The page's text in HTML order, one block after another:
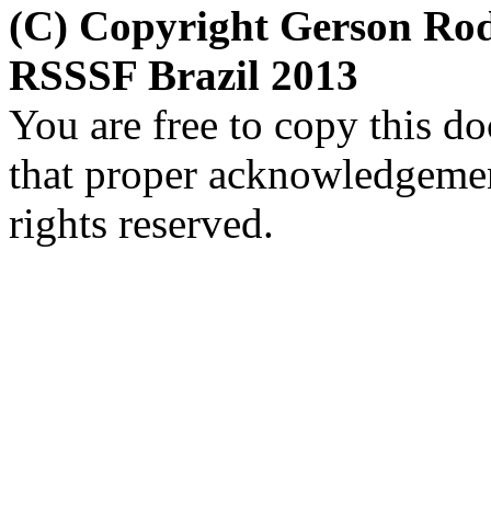
(C) Copyright Gerson
RSSSF Brazil 2013
You are free to copy this
that proper
rights reserved.